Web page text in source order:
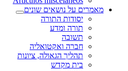
מאמרים על נושאים שונים
יסודות התורה
תורה ומדע
תשובה
חברה ואקטואליה
תהליך הגאולה, ציונות
בית מקדש